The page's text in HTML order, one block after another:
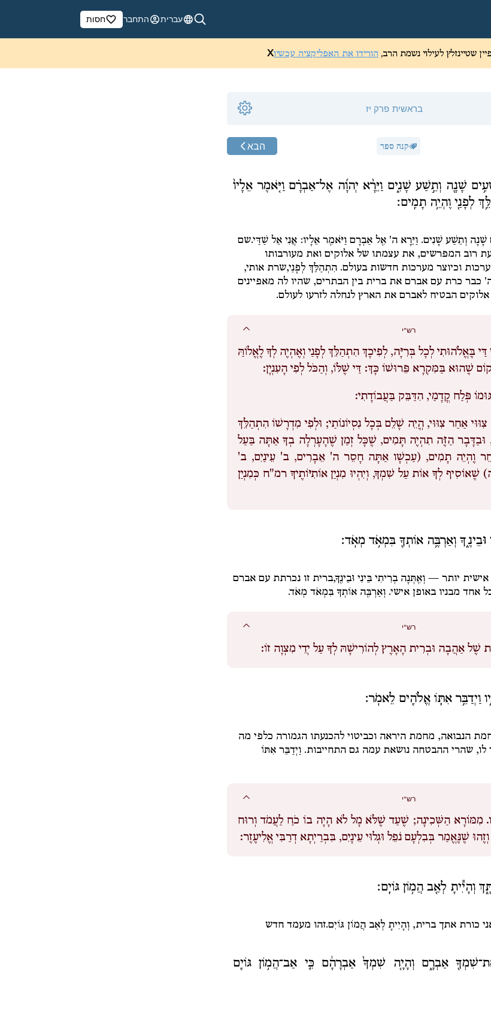
עברית התחבר חסות
שטיינזלץ לעילוי נשמת הרב, הורידו את האפליקציה עכשיוX
בראשית פרק יז
קנה ספר הבא
שָׁנָ֖ה וְתֵ֣שַׁע שָׁנִ֑ים וַיֵּרָ֨א יְהוָ֜ה אֶל־אַבְרָ֗ם וַיֹּ֤אמֶר אֵלָיו֙
לְפָנַ֖י וֶהְיֵ֥ה תָמִֽים׃
שָׁנָה וְתֵשַׁע שָׁנִים. וַיֵּרָא ה' אֶל אַבְרָם וַיֹּאמֶר אֵלָיו: אֲנִי אֵל שַׁדַּי.שם
רוב המפרשים, את עצמתו של אלוקים ואת מעורבותו
וכיוצר מערכות חדשות בעולם. הִתְהַלֵּךְ לְפָנַי,שרת אותי,
כבר כרת עם אברם את ברית בין הבתרים, שהיו לה מאפיינים
אלוקים הבטיח לאברם את הארץ לנחלה לזרעו לעולם.
רש"י
בֶּאֱלֹהוּתִי לְכָל בְּרִיָּה, לְפִיכָךְ הִתְהַלֵּךְ לְפָנַי וְאֶהְיֶה לְךָ לֶאֱלוֹהַּ
שֶׁהוּא בַּמִּקְרָא פֵּרוּשׁוֹ כָּךְ: דַּי שֶׁלּוֹ, וְהַכֹּל לְפִי הָעִנְיָן:
פְּלַח קֳדָמַי, הִדַּבֵּק בַּעֲבוֹדָתִי:
אַחַר צִוּוּי, הֱיֵה שָׁלֵם בְּכָל נִסְיוֹנוֹתַי; וּלְפִי מִדְרָשׁוֹ הִתְהַלֵּךְ
וּבַדָּבָר הַזֶּה תִהְיֶה תָּמִים, שֶׁכָּל זְמַן שֶׁהָעָרְלָה בְךָ אַתָּה בַּעַל
וֶהְיֵה תָמִים, (עַכְשָׁו אַתָּה חָסֵר ה' אֵבָרִים, ב' עֵינַיִם, ב'
שֶׁאוֹסִיף לְךָ אוֹת עַל שִׁמְךָ, וְיִהְיוּ מִנְיַן אוֹתִיּוֹתֶיךָ רמ"ח כְּמִנְיַן
וּבֵינֶ֑ךָ וְאַרְבֶּ֥ה אוֹתְךָ֖ בִּמְאֹ֥ד מְאֹֽד׃
אישית יותר — וְאֶתְּנָה בְרִיתִי בֵּינִי וּבֵינֶךָ,ברית זו נכרתת עם אברם
אחד מבניו באופן אישי. וְאַרְבֶּה אוֹתְךָ בִּמְאֹד מְאֹד.
רש"י
שֶׁל אַהֲבָה וּבְרִית הָאָרֶץ לְהוֹרִישָׁהּ לְךָ עַל יְדֵי מִצְוָה זוֹ:
וַיְדַבֵּ֥ר אִתּ֛וֹ אֱלֹהִ֖ים לֵאמֹֽר׃
הנבואה, מחמת היראה וכביטוי להכנעתו הגמורה כלפי מה
לו, שהרי ההבטחה נושאת עמה גם התחייבות. וַיְדַבֵּר אִתּוֹ
רש"י
מִמּוֹרָא הַשְּׁכִינָה; שֶׁעַד שֶׁלֹּא מָל לֹא הָיָה בוֹ כֹחַ לַעֲמֹד וְרוּח
שֶׁנֶּאֱמַר בְּבִלְעָם נֹפֵל וּגְלוּי עֵינָיִם, בִּבְרַיְתָא דְרַבִּי אֱלִיעֶזֶר:
וְהָיִ֕יתָ לְאַ֖ב הֲמ֥וֹן גּוֹיִֽם׃
כורת אתך ברית, וְהָיִיתָ לְאַב הֲמוֹן גּוֹיִם.זהו מעמד חדש
אַבְרָ֑ם וְהָיָ֤ה שִׁמְךָ֙ אַבְרָהָ֔ם כִּ֛י אַב־הֲמ֥וֹן גּוֹיִ֖ם